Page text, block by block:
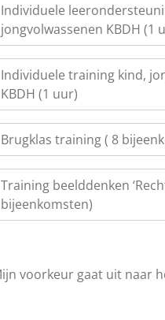
Individuele
jongvolwassenen KBDH (1
Individuele training kind,
KBDH (1 uur)
Brugklas training ( 8
Training beelddenken
bijeenkomsten)
voorkeur gaat uit naar